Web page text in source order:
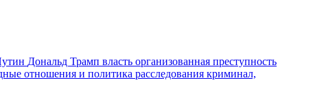
Дональд Трамп власть организованная преступность
отношения и политика расследования криминал,